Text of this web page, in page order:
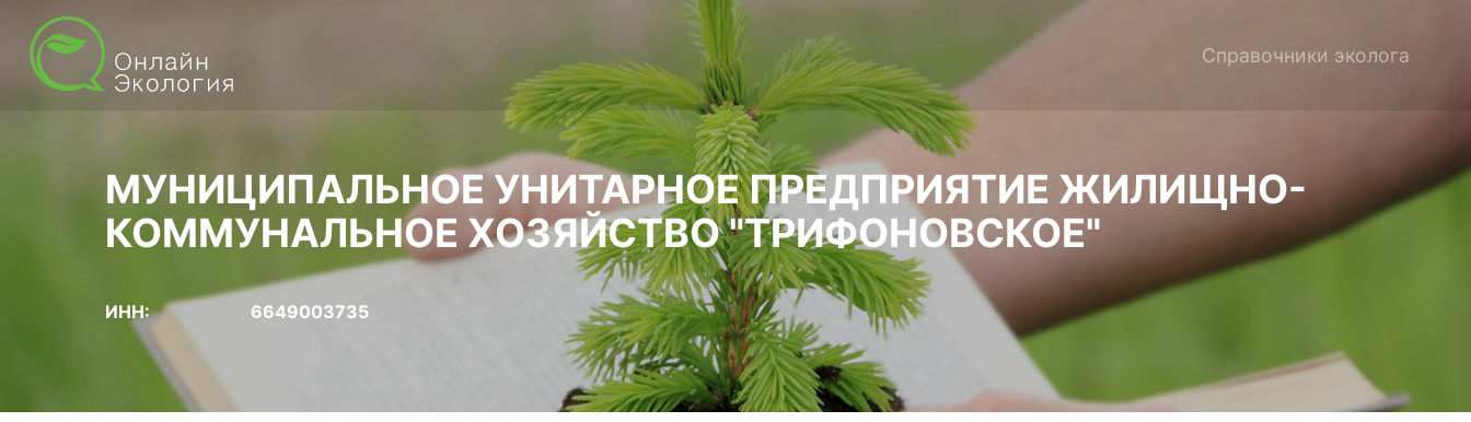
Справочники эколога
МУНИЦИПАЛЬНОЕ УНИТАРНОЕ ПРЕДПРИЯТИЕ ЖИЛИЩНО-
КОММУНАЛЬНОЕ ХОЗЯЙСТВО "ТРИФОНОВСКОЕ"
ИНН: 6649003735